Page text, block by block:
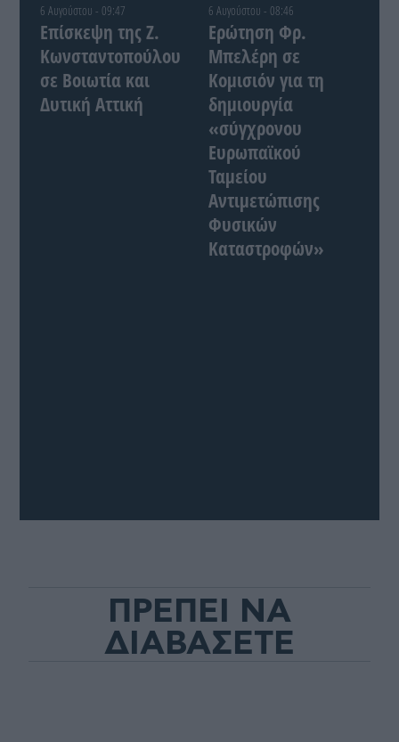
6 Αυγούστου - 09:47
Επίσκεψη της Ζ.
Κωνσταντοπούλου
σε Βοιωτία και
Δυτική Αττική
6 Αυγούστου - 08:46
Ερώτηση Φρ.
Μπελέρη σε
Κομισιόν για τη
δημιουργία
«σύγχρονου
Ευρωπαϊκού
Ταμείου
Αντιμετώπισης
Φυσικών
Καταστροφών»
ΠΡΕΠΕΙ ΝΑ
ΔΙΑΒΑΣΕΤΕ